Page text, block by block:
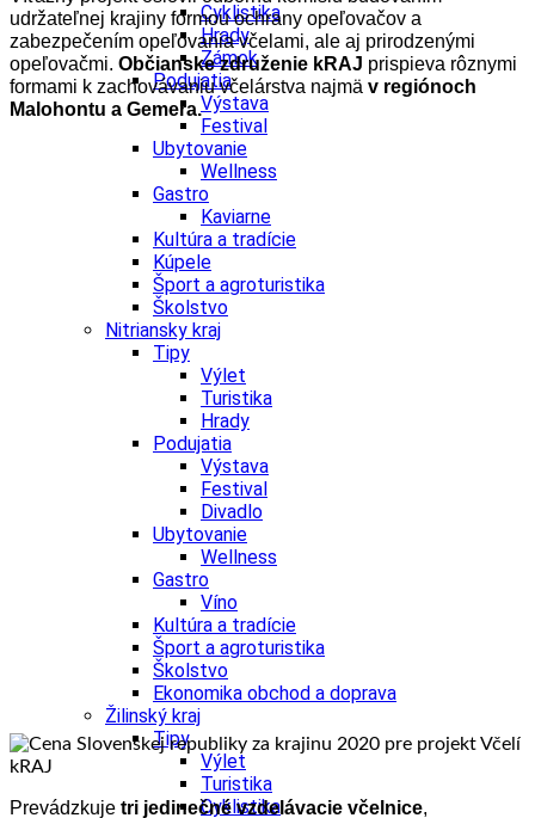
Cyklistika
Hrady
Zámok
Podujatia
Výstava
Festival
Ubytovanie
Wellness
Gastro
Kaviarne
Kultúra a tradície
Kúpele
Šport a agroturistika
Školstvo
Nitriansky kraj
Tipy
Výlet
Turistika
Hrady
Podujatia
Výstava
Festival
Divadlo
Ubytovanie
Wellness
Gastro
Víno
Kultúra a tradície
Šport a agroturistika
Školstvo
Ekonomika obchod a doprava
Žilinský kraj
Tipy
Výlet
Turistika
Cyklistika
udržateľnej krajiny formou ochrany opeľovačov a
zabezpečením opeľovania včelami, ale aj prirodzenými
opeľovačmi. Občianske združenie kRAJ prispieva rôznymi
formami k zachovávaniu včelárstva najmä v regiónoch
Malohontu a Gemera.
Prevádzkuje tri jedinečné vzdelávacie včelnice,